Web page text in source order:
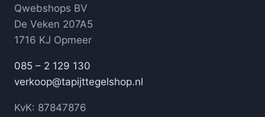
Qwebshops BV
De Veken 207A5
1716 KJ Opmeer
085 – 2 129 130
verkoop@tapijttegelshop.nl
KvK: 87847876